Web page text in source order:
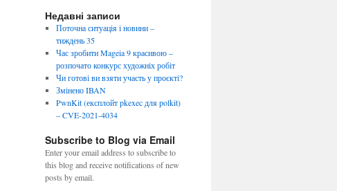
Недавні записи
Поточна ситуація і новини –
тиждень 35
Час зробити Mageia 9 красивою –
розпочато конкурс художніх робіт
Чи готові ви взяти участь у проєкті?
Змінено IBAN
PwnKit (експлойт pkexec для polkit)
– CVE-2021-4034
Subscribe to Blog via Email
Enter your email address to subscribe to
this blog and receive notifications of new
posts by email.